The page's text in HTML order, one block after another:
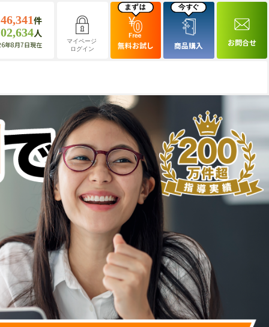
件
人
年8月7日現在
マイページ
ログイン
無料お試し 商品購入 お問合せ